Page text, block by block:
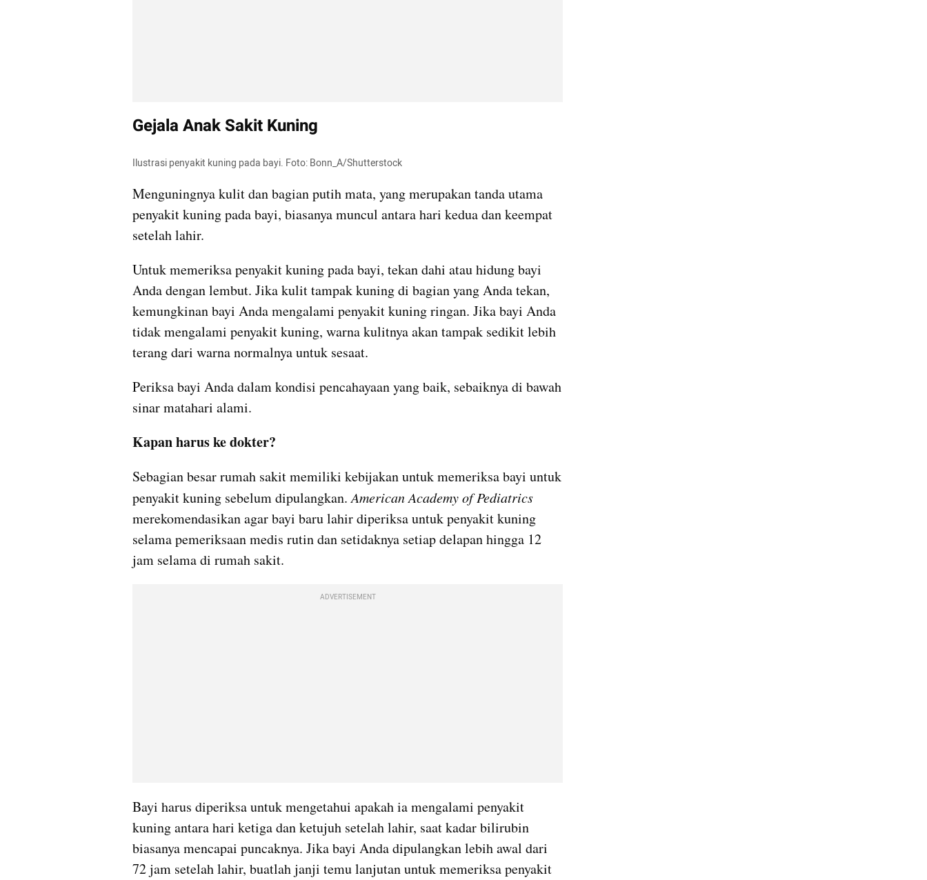
Gejala Anak Sakit Kuning
Ilustrasi penyakit kuning pada bayi. Foto: Bonn_A/Shutterstock
Menguningnya kulit dan bagian putih mata, yang merupakan tanda utama
penyakit kuning pada bayi, biasanya muncul antara hari kedua dan keempat
setelah lahir.
Untuk memeriksa penyakit kuning pada bayi, tekan dahi atau hidung bayi
Anda dengan lembut. Jika kulit tampak kuning di bagian yang Anda tekan,
kemungkinan bayi Anda mengalami penyakit kuning ringan. Jika bayi Anda
tidak mengalami penyakit kuning, warna kulitnya akan tampak sedikit lebih
terang dari warna normalnya untuk sesaat.
Periksa bayi Anda dalam kondisi pencahayaan yang baik, sebaiknya di bawah
sinar matahari alami.
Kapan harus ke dokter?
Sebagian besar rumah sakit memiliki kebijakan untuk memeriksa bayi untuk
penyakit kuning sebelum dipulangkan.
merekomendasikan agar bayi baru lahir diperiksa untuk penyakit kuning
selama pemeriksaan medis rutin dan setidaknya setiap delapan hingga 12
jam selama di rumah sakit.
ADVERTISEMENT
Bayi harus diperiksa untuk mengetahui apakah ia mengalami penyakit
kuning antara hari ketiga dan ketujuh setelah lahir, saat kadar bilirubin
biasanya mencapai puncaknya. Jika bayi Anda dipulangkan lebih awal dari
72 jam setelah lahir, buatlah janji temu lanjutan untuk memeriksa penyakit